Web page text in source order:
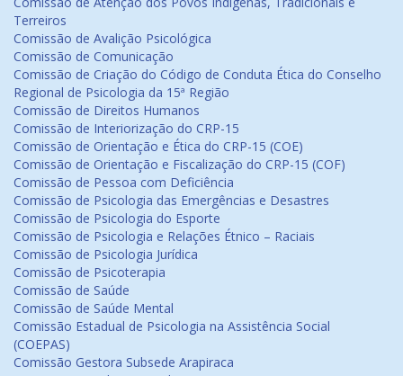
Terreiros
Comissão de Avalição Psicológica
Comissão de Comunicação
Comissão de Criação do Código de Conduta Ética do Conselho
Regional de Psicologia da 15ª Região
Comissão de Direitos Humanos
Comissão de Interiorização do CRP-15
Comissão de Orientação e Ética do CRP-15 (COE)
Comissão de Orientação e Fiscalização do CRP-15 (COF)
Comissão de Pessoa com Deficiência
Comissão de Psicologia das Emergências e Desastres
Comissão de Psicologia do Esporte
Comissão de Psicologia e Relações Étnico – Raciais
Comissão de Psicologia Jurídica
Comissão de Psicoterapia
Comissão de Saúde
Comissão de Saúde Mental
Comissão Estadual de Psicologia na Assistência Social
(COEPAS)
Comissão Gestora Subsede Arapiraca